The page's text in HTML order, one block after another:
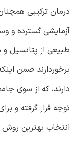
درمان ترکیبی
آزمایشی گسترده و
طبیعی از پتانسیل
برخوردارند ضمن
دارند، که از سوی
توجه قرار گرفته و
انتخاب بهترین